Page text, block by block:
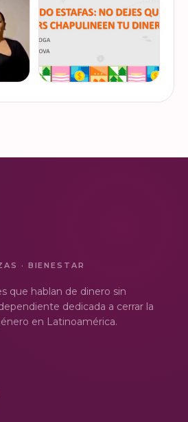
ahorro o aguinaldo, es un
dinero…
VER EN
INSTAGRAM
de
que los hackers
· BIENESTAR
que hablan de dinero sin
dedicada a cerrar la
en Latinoamérica.